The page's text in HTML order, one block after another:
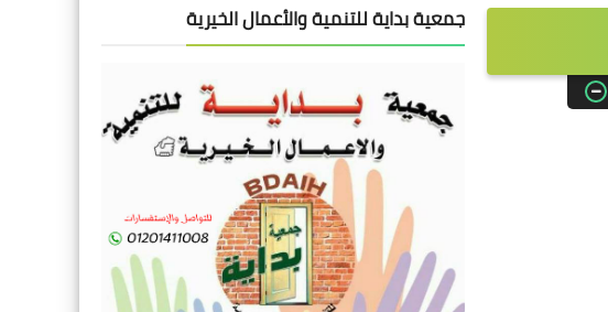
جمعية بداية للتنمية والأعمال الخيرية